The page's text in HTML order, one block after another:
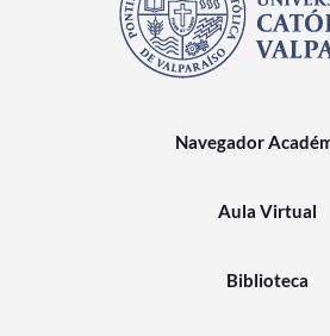
Navegador
Aula Virtual
Biblioteca